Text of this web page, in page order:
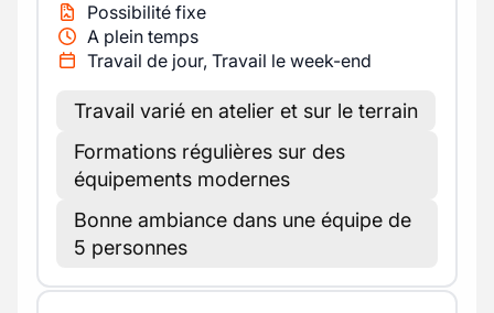
Possibilité fixe
A plein temps
Travail de jour, Travail le week-end
Travail varié en atelier et sur le terrain
Formations régulières sur des
équipements modernes
Bonne ambiance dans une équipe de
5 personnes